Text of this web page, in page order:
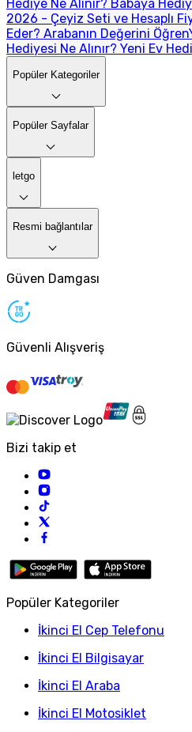
Hediye Ne Alınır? Babaya
2026 - Çeyiz Seti ve Hesaplı
Eder? Arabanın Değerini Öğren
Hediyesi Ne Alınır? Yeni Ev
Popüler Kategoriler
Popüler Sayfalar
letgo
Resmi bağlantılar
Güven Damgası
Güvenli Alışveriş
Bizi takip et
Popüler Kategoriler
İkinci El Cep Telefonu
İkinci El Bilgisayar
İkinci El Araba
İkinci El Motosiklet